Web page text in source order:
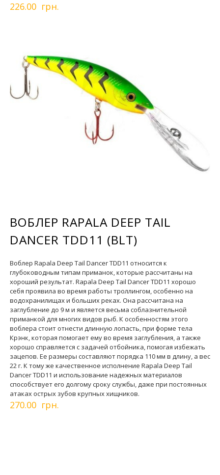
226.00 грн.
ВОБЛЕР RAPALA DEEP TAIL
DANCER TDD11 (BLT)
Воблер Rapala Deep Tail Dancer TDD11 относится к
глубоководным типам приманок, которые рассчитаны на
хороший результат. Rapala Deep Tail Dancer TDD11 хорошо
себя проявила во время работы троллингом, особенно на
водохранилищах и больших реках. Она рассчитана на
заглубление до 9 м и является весьма соблазнительной
приманкой для многих видов рыб. К особенностям этого
воблера стоит отнести длинную лопасть, при форме тела
Крэнк, которая помогает ему во время заглубления, а также
хорошо справляется с задачей отбойника, помогая избежать
зацепов. Ее размеры составляют порядка 110 мм в длину, а вес
22 г. К тому же качественное исполнение Rapala Deep Tail
Dancer TDD11 и использование надежных материалов
способствует его долгому сроку службы, даже при постоянных
атаках острых зубов крупных хищников.
270.00 грн.